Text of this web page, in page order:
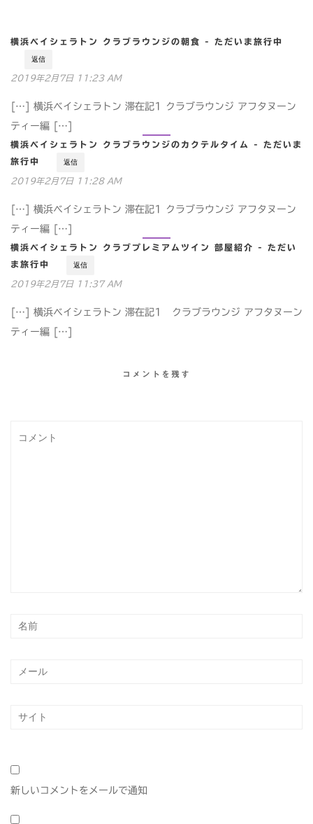
横浜ベイシェラトン クラブラウンジの朝食 - ただいま旅行中
返信
2019年2月7日 11:23 AM
[…] 横浜ベイシェラトン 滞在記1 クラブラウンジ アフタヌーン
ティー編 […]
横浜ベイシェラトン クラブラウンジのカクテルタイム - ただいま
旅行中
返信
2019年2月7日 11:28 AM
[…] 横浜ベイシェラトン 滞在記1 クラブラウンジ アフタヌーン
ティー編 […]
横浜ベイシェラトン クラブプレミアムツイン 部屋紹介 - ただい
ま旅行中
返信
2019年2月7日 11:37 AM
[…] 横浜ベイシェラトン 滞在記1 クラブラウンジ アフタヌーン
ティー編 […]
コメントを残す
新しいコメントをメールで通知